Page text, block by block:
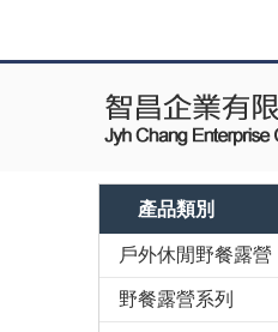
產品類別
戶外休閒野餐露營
野餐露營系列